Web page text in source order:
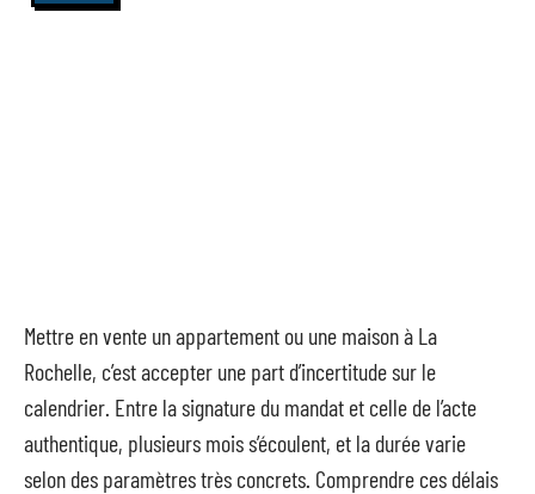
Mettre en vente un appartement ou une maison à La
Rochelle, c’est accepter une part d’incertitude sur le
calendrier. Entre la signature du mandat et celle de l’acte
authentique, plusieurs mois s’écoulent, et la durée varie
selon des paramètres très concrets. Comprendre ces délais